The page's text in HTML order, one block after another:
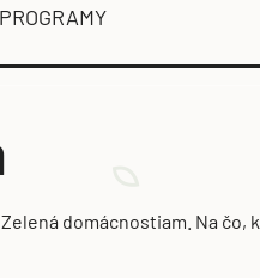
domácnostiam. Na čo,